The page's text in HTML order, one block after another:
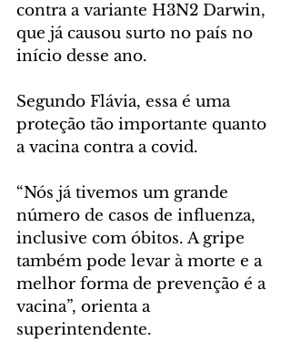
contra a variante H3N2 Darwin,
que já causou surto no país no
início desse ano.
Segundo Flávia, essa é uma
proteção tão importante quanto
a vacina contra a covid.
“Nós já tivemos um grande
número de casos de influenza,
inclusive com óbitos. A gripe
também pode levar à morte e a
melhor forma de prevenção é a
vacina”, orienta a
superintendente.